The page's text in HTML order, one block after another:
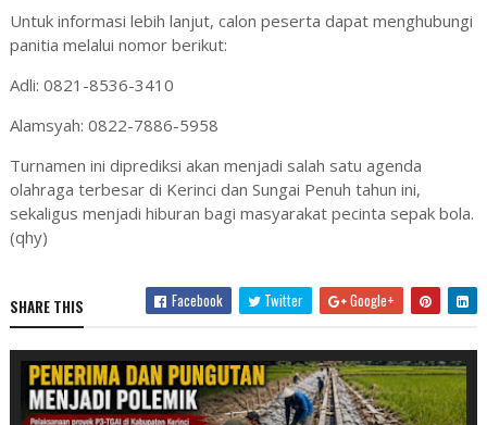
Untuk informasi lebih lanjut, calon peserta dapat menghubungi
panitia melalui nomor berikut:
Adli: 0821-8536-3410
Alamsyah: 0822-7886-5958
Turnamen ini diprediksi akan menjadi salah satu agenda
olahraga terbesar di Kerinci dan Sungai Penuh tahun ini,
sekaligus menjadi hiburan bagi masyarakat pecinta sepak bola.
(qhy)
SHARE THIS Facebook Twitter Google+